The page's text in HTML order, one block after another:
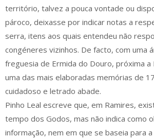
território, talvez a pouca vontade ou
pároco, deixasse por indicar notas a
serra, itens aos quais entendeu não
congéneres vizinhos. De facto, com uma
freguesia de Ermida do Douro, próxima a
uma das mais elaboradas memórias de
cuidadoso e letrado abade.
Pinho Leal escreve que, em Ramires,
tempo dos Godos, mas não indica como
informação, nem em que se baseia para